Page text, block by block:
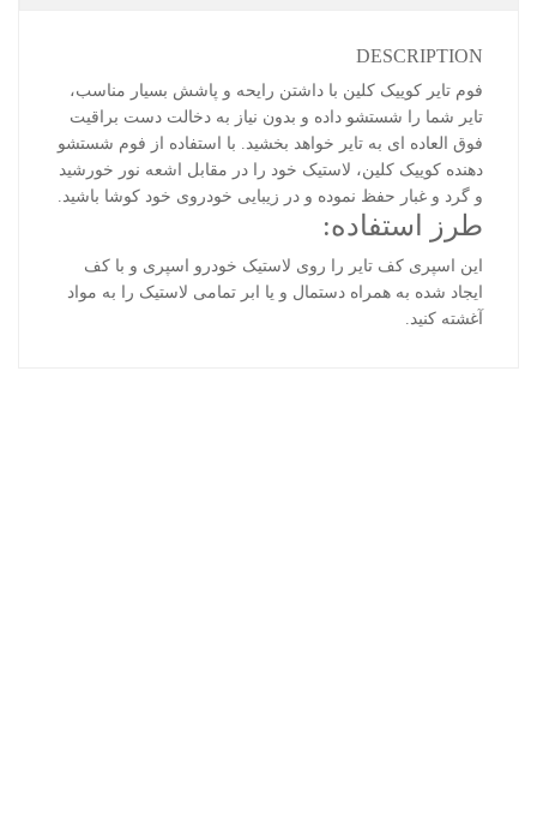
DESCRIPTION
فوم تایر کوییک کلین با داشتن رایحه و پاشش بسیار مناسب،
تایر شما را شستشو داده و بدون نیاز به دخالت دست براقیت
فوق العاده ای به تایر خواهد بخشید. با استفاده از فوم شستشو
دهنده کوییک کلین، لاستیک خود را در مقابل اشعه نور خورشید
و گرد و غبار حفظ نموده و در زیبایی خودروی خود کوشا باشید.
طرز استفاده:
این اسپری کف تایر را روی لاستیک خودرو اسپری و با کف
ایجاد شده به همراه دستمال و یا ابر تمامی لاستیک را به مواد
آغشته کنید.